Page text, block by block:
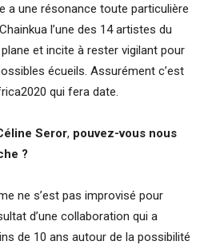
a une résonance toute particulière
l’une des 14 artistes du
et incite à rester vigilant pour
écueils. Assurément c’est
qui fera date.
Seror, pouvez-vous nous
?
ne s’est pas improvisé pour
d’une collaboration qui a
de 10 ans autour de la possibilité